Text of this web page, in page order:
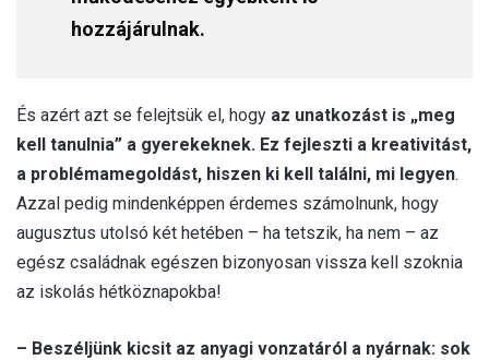
hozzájárulnak.
És azért azt se felejtsük el, hogy az unatkozást is „meg
kell tanulnia” a gyerekeknek. Ez fejleszti a kreativitást,
a problémamegoldást, hiszen ki kell találni, mi legyen.
Azzal pedig mindenképpen érdemes számolnunk, hogy
augusztus utolsó két hetében – ha tetszik, ha nem – az
egész családnak egészen bizonyosan vissza kell szoknia
az iskolás hétköznapokba!
– Beszéljünk kicsit az anyagi vonzatáról a nyárnak: sok